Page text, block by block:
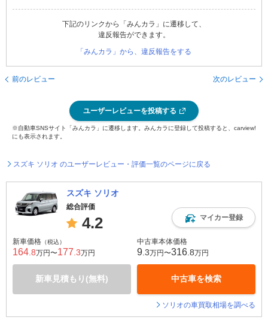
下記のリンクから「みんカラ」に遷移して、
違反報告ができます。
「みんカラ」から、違反報告をする
前のレビュー 次のレビュー
ユーザーレビューを投稿する
※自動車SNSサイト「みんカラ」に遷移します。みんカラに登録して投稿すると、carview!
にも表示されます。
スズキ ソリオ のユーザーレビュー・評価一覧のページに戻る
スズキ ソリオ
総合評価
4.2 マイカー登録
新車価格 （税込）
164 .8万円〜177 .3万円
新車見積もり(無料)
中古車本体価格
9 .3万円〜316 .8万円
中古車を検索
ソリオの車買取相場を調べる